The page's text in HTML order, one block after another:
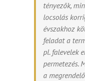
tényezők,
locsolás
évszakhoz
feladat a
pl. falevelek
permetezés.
a